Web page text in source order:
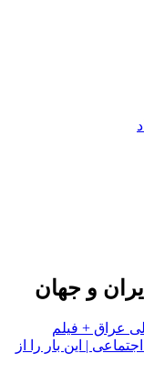
و جهان
عراق + فیلم
| این بار را از